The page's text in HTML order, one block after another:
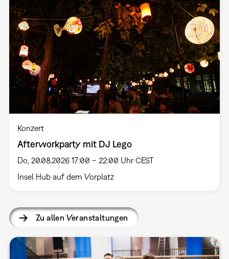
Konzert
Afterworkparty mit DJ Lego
Do, 20.08.2026 17:00 – 22:00 Uhr CEST
Insel Hub auf dem Vorplatz
Zu allen Veranstaltungen